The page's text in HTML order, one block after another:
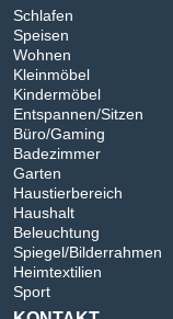
Schlafen
Speisen
Wohnen
Kleinmöbel
Kindermöbel
Entspannen/Sitzen
Büro/Gaming
Badezimmer
Garten
Haustierbereich
Haushalt
Beleuchtung
Spiegel/Bilderrahmen
Heimtextilien
Sport